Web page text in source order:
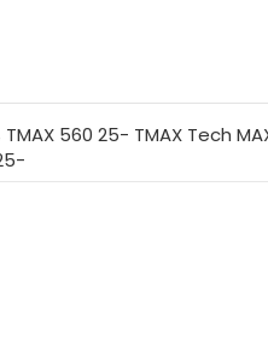
560 25- TMAX Tech